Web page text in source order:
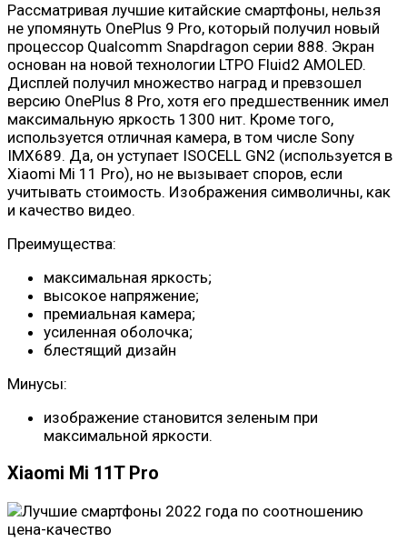
Рассматривая лучшие китайские смартфоны, нельзя
не упомянуть OnePlus 9 Pro, который получил новый
процессор Qualcomm Snapdragon серии 888. Экран
основан на новой технологии LTPO Fluid2 AMOLED.
Дисплей получил множество наград и превзошел
версию OnePlus 8 Pro, хотя его предшественник имел
максимальную яркость 1300 нит. Кроме того,
используется отличная камера, в том числе Sony
IMX689. Да, он уступает ISOCELL GN2 (используется в
Xiaomi Mi 11 Pro), но не вызывает споров, если
учитывать стоимость. Изображения символичны, как
и качество видео.
Преимущества:
максимальная яркость;
высокое напряжение;
премиальная камера;
усиленная оболочка;
блестящий дизайн
Минусы:
изображение становится зеленым при
максимальной яркости.
Xiaomi Mi 11T Pro